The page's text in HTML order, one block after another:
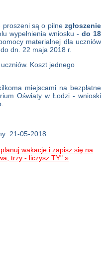
proszeni są o pilne zgłoszenie
wypełnienia wniosku - do 18
materialnej dla uczniów
dn. 22 maja 2018 r.
Koszt jednego
miejscami na bezpłatne
Oświaty w Łodzi - wnioski
21-05-2018
wakacje i zapisz się na
trzy - liczysz TY" »